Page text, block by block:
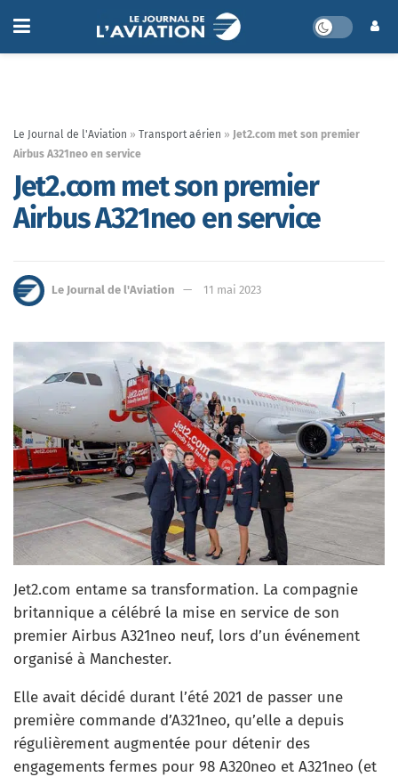
Le Journal de l'Aviation » Transport aérien » Jet2.com met son premier
Airbus A321neo en service
Jet2.com met son premier
Airbus A321neo en service
Le Journal de l'Aviation 11 mai 2023
Jet2.com entame sa transformation. La compagnie
britannique a célébré la mise en service de son
premier Airbus A321neo neuf, lors d’un événement
organisé à Manchester.
Elle avait décidé durant l’été 2021 de passer une
première commande d’A321neo, qu’elle a depuis
régulièrement augmentée pour détenir des
engagements fermes pour 98 A320neo et A321neo (et